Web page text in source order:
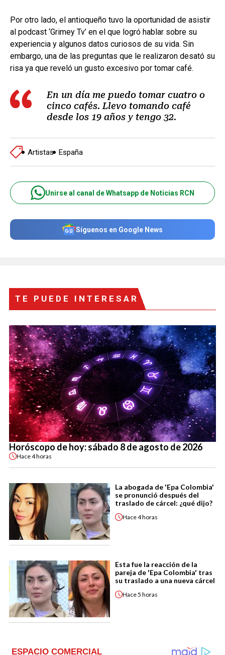
Por otro lado, el antioqueño tuvo la oportunidad de asistir
al podcast ‘Grimey Tv’ en el que logró hablar sobre su
experiencia y algunos datos curiosos de su vida. Sin
embargo, una de las preguntas que le realizaron desató su
risa ya que reveló un gusto excesivo por tomar café.
En un día me puedo tomar cuatro o
cinco cafés. Llevo tomando café
desde los 19 años y tengo 32.
Artistas España
Unirse al canal de Whatsapp de Noticias RCN
Síguenos en Google News
TE PUEDE INTERESAR
Horóscopo de hoy: sábado 8 de agosto de 2026
Hace4 horas
La abogada de 'Epa Colombia'
se pronunció después del
traslado de cárcel: ¿qué dijo?
Hace4 horas
Esta fue la reacción de la
pareja de 'Epa Colombia' tras
su traslado a una nueva cárcel
Hace5 horas